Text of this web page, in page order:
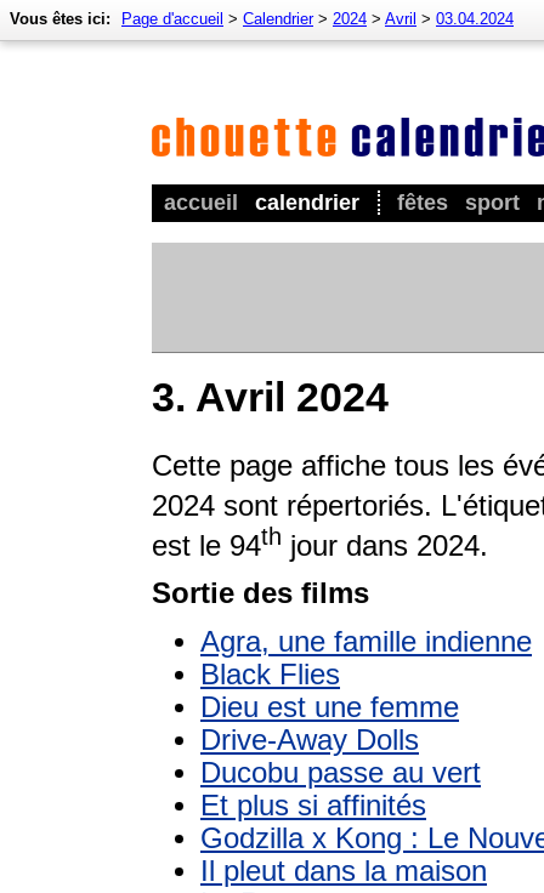
accueil calendrier fêtes sport
Vous êtes ici: Page d'accueil > Calendrier> 2024 > Avril > 03.04.2024
3. Avril 2024
Cette page affiche tous les
2024 sont répertoriés.
est le 94th jour dans 2024.
Sortie des films
Agra, une famille indienne
Black Flies
Dieu est une femme
Drive-Away Dolls
Ducobu passe au vert
Et plus si affinités
Godzilla x Kong : Le
Il pleut dans la maison